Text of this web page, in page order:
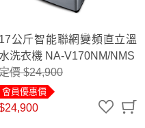
17公斤智能聯網變頻直立溫
水洗衣機 NA-V170NM/NMS
價 $24,900
會員優惠價